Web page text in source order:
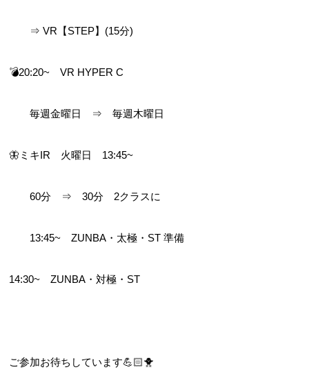
⇒ VR【STEP】(15分)
💣20:20~　VR HYPER C
毎週金曜日　⇒　毎週木曜日
🦋ミキIR　火曜日　13:45~
60分　⇒　30分　2クラスに
13:45~　ZUNBA・太極・ST 準備
14:30~　ZUNBA・対極・ST
ご参加お待ちしています💪🏻🐥